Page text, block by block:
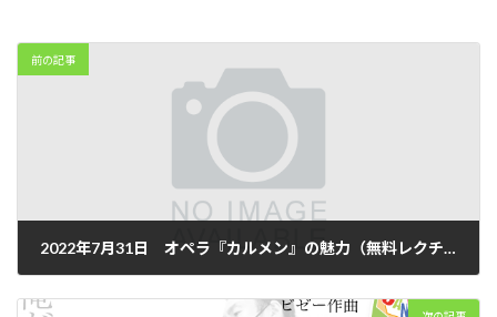
前の記事
2022年7月31日 オペラ『カルメン』の魅力（無料レクチャーイベント）